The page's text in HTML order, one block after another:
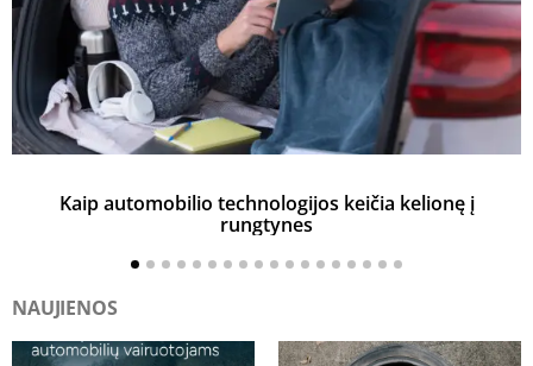
Kaip automobilio technologijos keičia kelionę į
rungtynes
NAUJIENOS